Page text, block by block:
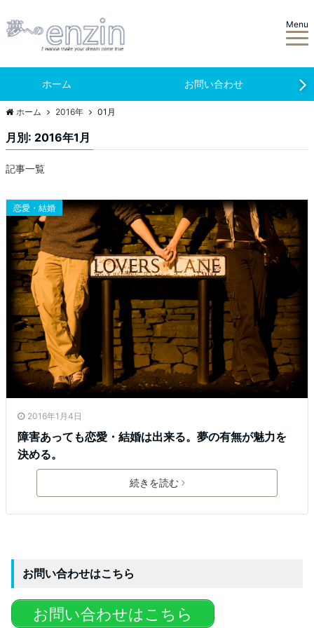
Menu
ホーム お問い合わせ
ホーム 2016年 01月
月別: 2016年1月
記事一覧
恋愛・結婚
2016年1月4日
障害あっても恋愛・結婚は出来る。夢の有無が魅力を
決める。
続きを読む
お問い合わせはこちら
お問い合わせはこちら